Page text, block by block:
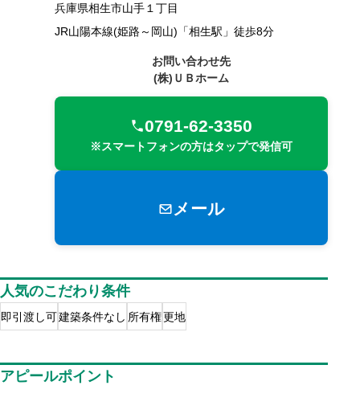
兵庫県相生市山手１丁目
JR山陽本線(姫路～岡山)「相生駅」徒歩8分
お問い合わせ先
(株)ＵＢホーム
0791-62-3350
※スマートフォンの方はタップで発信可
メール
人気のこだわり条件
即引渡し可建築条件なし 所有権更地
アピールポイント